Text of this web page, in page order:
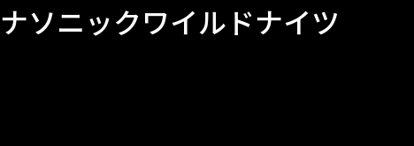
ソニックワイルドナイツ